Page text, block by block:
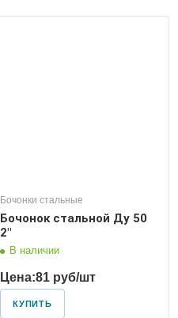
Бочонки стальные
Бочонок стальной Ду 50
2"
В наличии
Цена:81 руб/шт
КУПИТЬ